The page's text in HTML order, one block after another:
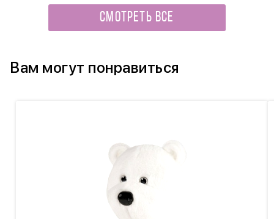
СМОТРЕТЬ ВСЕ
Вам могут понравиться